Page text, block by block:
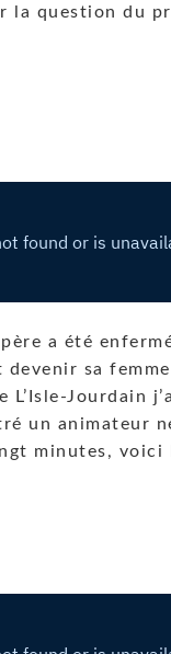
question du
a été
sa
Jourdain
un animateur
minutes, voici